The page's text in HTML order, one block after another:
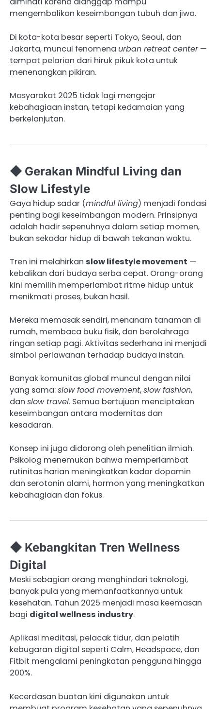
mengembalikan keseimbangan tubuh dan jiwa.
Di kota-kota besar seperti Tokyo, Seoul, dan
Jakarta, muncul fenomena urban retreat center—
tempat pelarian dari hiruk pikuk kota untuk
menenangkan pikiran.
Masyarakat 2025 tidak lagi mengejar
kebahagiaan instan, tetapi kedamaian yang
berkelanjutan.
◆ Gerakan Mindful Living dan
Slow Lifestyle
Gaya hidup sadar (mindful living) menjadi fondasi
penting bagi keseimbangan modern. Prinsipnya
adalah hadir sepenuhnya dalam setiap momen,
bukan sekadar hidup di bawah tekanan waktu.
Tren ini melahirkan slow lifestyle movement —
kebalikan dari budaya serba cepat. Orang-orang
kini memilih memperlambat ritme hidup untuk
menikmati proses, bukan hasil.
Mereka memasak sendiri, menanam tanaman di
rumah, membaca buku fisik, dan berolahraga
ringan setiap pagi. Aktivitas sederhana ini menjadi
simbol perlawanan terhadap budaya instan.
Banyak komunitas global muncul dengan nilai
yang sama:slow food movement,slow fashion,
dan slow travel. Semua bertujuan menciptakan
keseimbangan antara modernitas dan
kesadaran.
Konsep ini juga didorong oleh penelitian ilmiah.
Psikolog menemukan bahwa memperlambat
rutinitas harian meningkatkan kadar dopamin
dan serotonin alami, hormon yang meningkatkan
kebahagiaan dan fokus.
◆ Kebangkitan Tren Wellness
Digital
Meski sebagian orang menghindari teknologi,
banyak pula yang memanfaatkannya untuk
kesehatan. Tahun 2025 menjadi masa keemasan
bagi digital wellness industry.
Aplikasi meditasi, pelacak tidur, dan pelatih
kebugaran digital seperti Calm, Headspace, dan
Fitbit mengalami peningkatan pengguna hingga
200%.
Kecerdasan buatan kini digunakan untuk